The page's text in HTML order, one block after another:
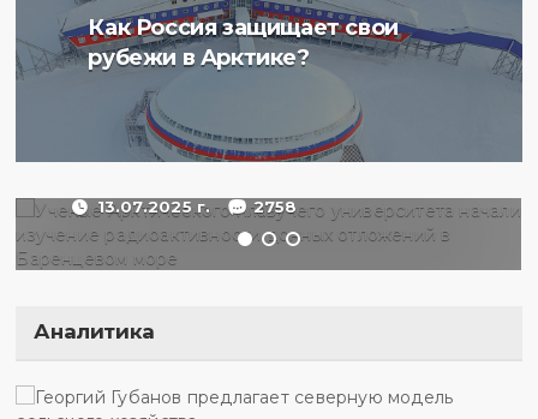
Как Россия защищает свои
рубежи в Арктике?
Ученые Арктического
плавучего университета
радиоактивности донных
отложений в Баренцевом
13.07.2025 г. 2758
Аналитика